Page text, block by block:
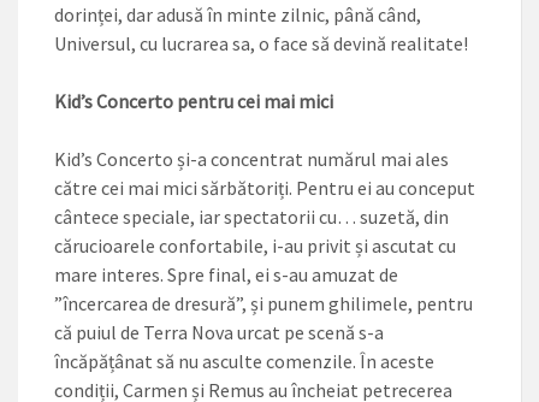
dorinței, dar adusă în minte zilnic, până când,
Universul, cu lucrarea sa, o face să devină realitate!
Kid’s Concerto pentru cei mai mici
Kid’s Concerto și-a concentrat numărul mai ales
către cei mai mici sărbătoriți. Pentru ei au conceput
cântece speciale, iar spectatorii cu… suzetă, din
cărucioarele confortabile, i-au privit și ascutat cu
mare interes. Spre final, ei s-au amuzat de
”încercarea de dresură”, și punem ghilimele, pentru
că puiul de Terra Nova urcat pe scenă s-a
încăpățânat să nu asculte comenzile. În aceste
condiții, Carmen și Remus au încheiat petrecerea